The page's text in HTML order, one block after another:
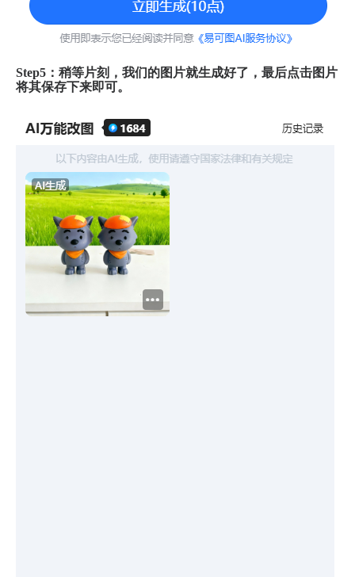
Step5：稍等片刻，我们的图片就生成好了，最后点击图片
将其保存下来即可。